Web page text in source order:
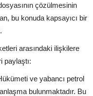
çözülmesinin
bu konuda kapsayıcı bir
arasındaki ilişkilere
paylaştı:
ve yabancı petrol
bulunmaktadır. Bu